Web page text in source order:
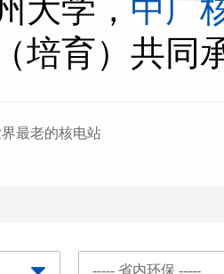
大学， 中广
培育）共同
最老的核电站